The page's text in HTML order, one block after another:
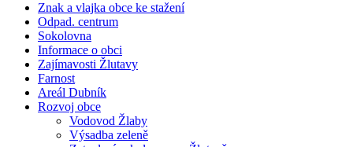
Znak a vlajka obce ke stažení
Odpad. centrum
Sokolovna
Informace o obci
Zajímavosti Žlutavy
Farnost
Areál Dubník
Rozvoj obce
Vodovod Žlaby
Výsadba zeleně